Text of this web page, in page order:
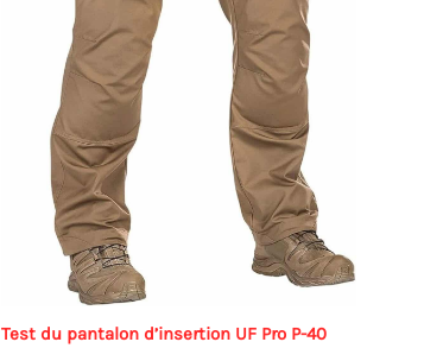
Test du pantalon d’insertion UF Pro P-40